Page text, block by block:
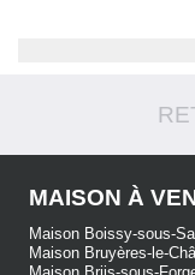
1pièce -193m²
MAISON À
Maison Boissy-sous-
Maison Bruyères-le-